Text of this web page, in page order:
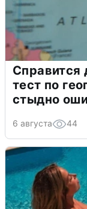
Справится
тест по
стыдно
6 августа 44